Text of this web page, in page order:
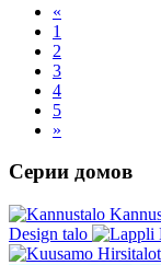
«
1
2
3
4
5
»
Серии домов
Design talo